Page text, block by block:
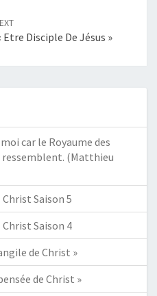
Disciple De Jésus »
car le Royaume des
ressemblent. (Matthieu
Saison 5
Saison 4
de Christ »
de Christ »